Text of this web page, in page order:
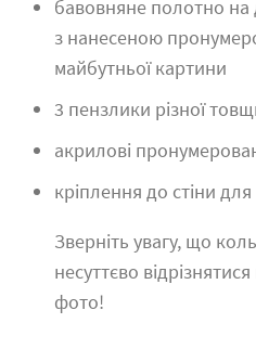
бавовняне полотно
з нанесеною
майбутньої картини
3 пензлики різної
акрилові
кріплення до стіни
Зверніть увагу, що
несуттєво
фото!